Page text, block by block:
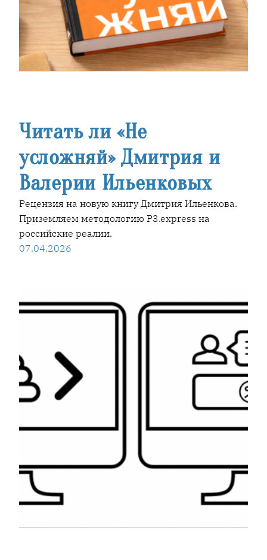
Читать ли «Не
усложняй» Дмитрия и
Валерии Ильенковых
Рецензия на новую книгу Дмитрия Ильенкова.
Приземляем методологию P3.express на
российские реалии.
07.04.2026